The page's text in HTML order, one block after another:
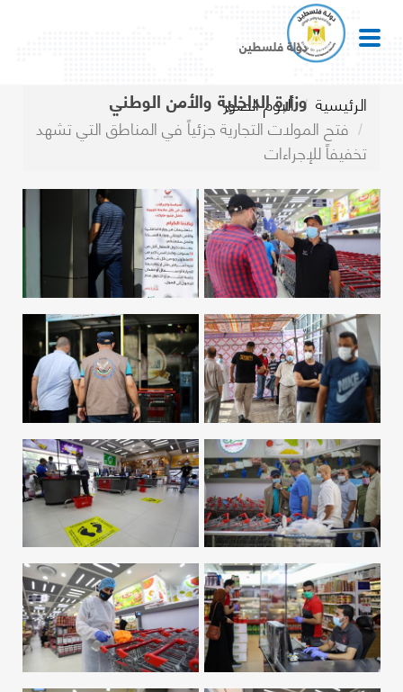
دولة فلسطين
وزارة الداخلية والأمن الوطني الرئيسية ألبوم الصور
فتح المولات التجارية جزئياً في المناطق التي تشهد
تخفيفاً للإجراءات